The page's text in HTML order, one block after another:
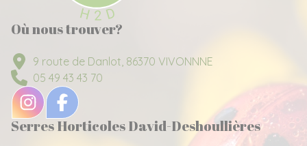
Où nous trouver?
9 route de Danlot, 86370 VIVONNNE
05 49 43 43 70
Serres Horticoles David-Deshoullières